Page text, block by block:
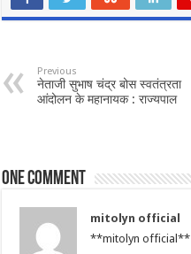
Previous
नेताजी सुभाष चंद्र बोस स्वतंत्रता
आंदोलन के महानायक : राज्यपाल
One comment
mitolyn official
**mitolyn official**